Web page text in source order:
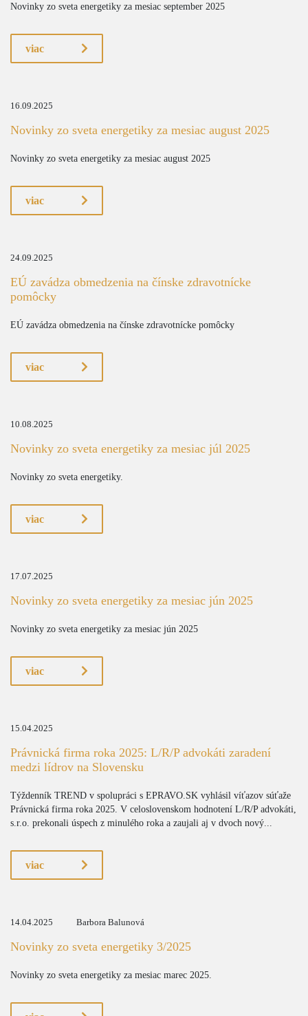
Novinky zo sveta energetiky za mesiac september 2025
viac
16.09.2025
Novinky zo sveta energetiky za mesiac august 2025
Novinky zo sveta energetiky za mesiac august 2025
viac
24.09.2025
EÚ zavádza obmedzenia na čínske zdravotnícke
pomôcky
EÚ zavádza obmedzenia na čínske zdravotnícke pomôcky
viac
10.08.2025
Novinky zo sveta energetiky za mesiac júl 2025
Novinky zo sveta energetiky.
viac
17.07.2025
Novinky zo sveta energetiky za mesiac jún 2025
Novinky zo sveta energetiky za mesiac jún 2025
viac
15.04.2025
Právnická firma roka 2025: L/R/P advokáti zaradení
medzi lídrov na Slovensku
Týždenník TREND v spolupráci s EPRAVO.SK vyhlásil víťazov súťaže
Právnická firma roka 2025. V celoslovenskom hodnotení L/R/P advokáti,
s.r.o. prekonali úspech z minulého roka a zaujali aj v dvoch nový...
viac
14.04.2025 Barbora Balunová
Novinky zo sveta energetiky 3/2025
Novinky zo sveta energetiky za mesiac marec 2025.